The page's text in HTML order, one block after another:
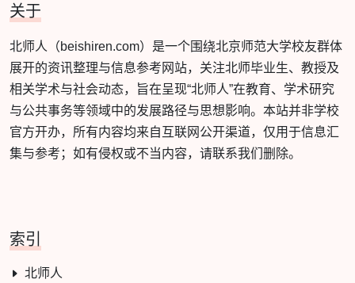
关于
北师人（beishiren.com）是一个围绕北京师范大学校友群体
展开的资讯整理与信息参考网站，关注北师毕业生、教授及
相关学术与社会动态，旨在呈现“北师人”在教育、学术研究
与公共事务等领域中的发展路径与思想影响。本站并非学校
官方开办，所有内容均来自互联网公开渠道，仅用于信息汇
集与参考；如有侵权或不当内容，请联系我们删除。
索引
北师人